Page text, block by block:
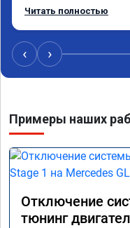
Одни из лучших трат, в
Читать полностью
‹ ›
Примеры наших
Отключение
тюнинг